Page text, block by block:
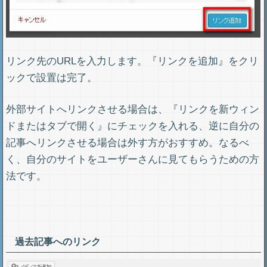
リンク先のURLを入力します。『リンクを追加』をクリ
ックで設置は完了。
外部サイトへリンクさせる場合は、『リンクを新ウィン
ドまたはタブで開く』にチェックを入れる、逆に自分の
記事へリンクさせる場合は外す方がおすすめ。なるべ
く、自分のサイトをユーザーさんに見てもらうための方
法です。
過去記事へのリンク